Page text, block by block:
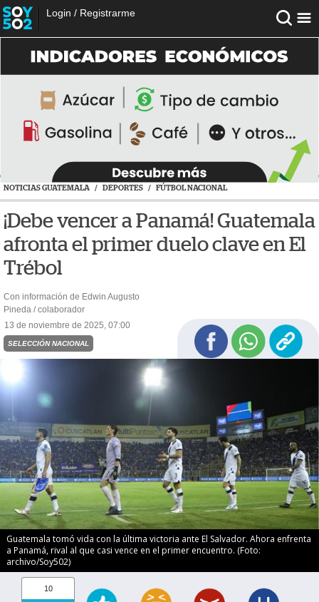
Login / Registrarme
NOTICIAS GUATEMALA / DEPORTES / FÚTBOL NACIONAL
¡Debe vencer a Panamá! Guatemala
afronta el primer duelo clave en El
Trébol
Con información de Edwin Augusto
Pineda / colaborador
13 de noviembre de 2025, 07:00
SELECCIÓN NACIONAL
Guatemala tomó vida con la última victoria ante El Salvador. Ahora enfrenta
a Panamá, rival al que casi vence en el primer encuentro. (Foto:
archivo/Soy502)
10